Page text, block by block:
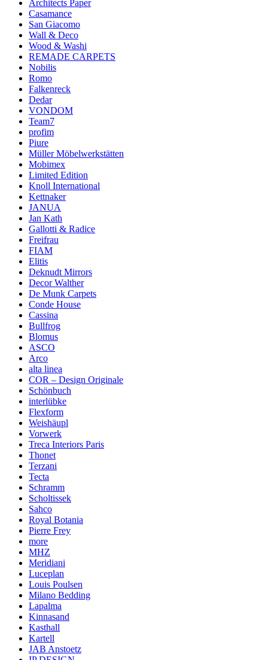
Architects Paper
Casamance
San Giacomo
Wall & Deco
Wood & Washi
REMADE CARPETS
Nobilis
Romo
Falkenreck
Dedar
VONDOM
Team7
profim
Piure
Müller Möbelwerkstätten
Mobimex
Limited Edition
Knoll International
Kettnaker
JANUA
Jan Kath
Gallotti & Radice
Freifrau
FIAM
Elitis
Deknudt Mirrors
Decor Walther
De Munk Carpets
Conde House
Cassina
Bullfrog
Blomus
ASCO
Arco
alta linea
COR – Design Originale
Schönbuch
interlübke
Flexform
Weishäupl
Vorwerk
Treca Interiors Paris
Thonet
Terzani
Tecta
Schramm
Scholtissek
Sahco
Royal Botania
Pierre Frey
more
MHZ
Meridiani
Luceplan
Louis Poulsen
Milano Bedding
Lapalma
Kinnasand
Kasthall
Kartell
JAB Anstoetz